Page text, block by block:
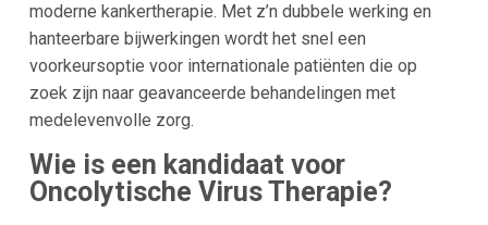
moderne kankertherapie. Met z’n dubbele werking en
hanteerbare bijwerkingen wordt het snel een
voorkeursoptie voor internationale patiënten die op
zoek zijn naar geavanceerde behandelingen met
medelevenvolle zorg.
Wie is een kandidaat voor
Oncolytische Virus Therapie?